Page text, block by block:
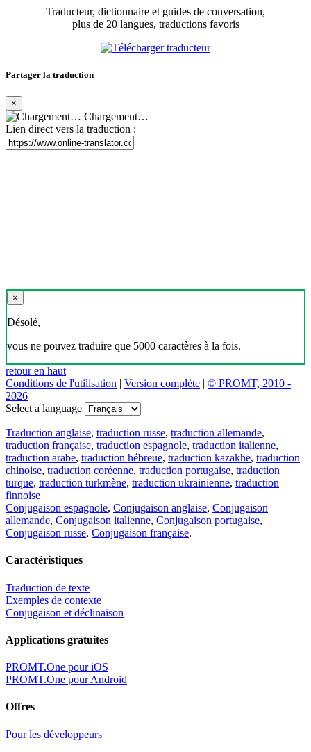
Traducteur, dictionnaire et guides de conversation,
plus de 20 langues, traductions favoris
Partager la traduction
×
Chargement…
Lien direct vers la traduction :
×
Désolé,
vous ne pouvez traduire que 5000 caractères à la fois.
retour en haut
Conditions de l'utilisation | Version complète | © PROMT, 2010 -
2026
Select a language
Traduction anglaise, traduction russe, traduction allemande,
traduction française, traduction espagnole, traduction italienne,
traduction arabe, traduction hébreue, traduction kazakhe, traduction
chinoise, traduction coréenne, traduction portugaise, traduction
turque, traduction turkmène, traduction ukrainienne, traduction
finnoise
Conjugaison espagnole, Conjugaison anglaise, Conjugaison
allemande, Conjugaison italienne, Conjugaison portugaise,
Conjugaison russe, Conjugaison française.
Caractéristiques
Traduction de texte
Exemples de contexte
Conjugaison et déclinaison
Applications gratuites
PROMT.One pour iOS
PROMT.One pour Android
Offres
Pour les développeurs